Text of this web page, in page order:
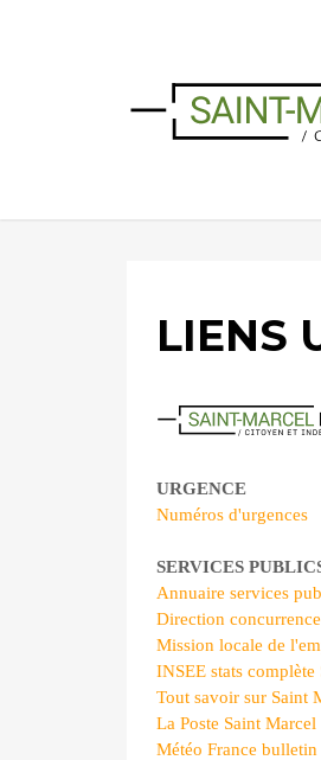
LIENS
URGENCE
Numéros d'urgences
SERVICES
Annuaire services
Direction
Mission locale de
INSEE stats complète
Tout savoir sur Saint
La Poste Saint Marcel
Météo France